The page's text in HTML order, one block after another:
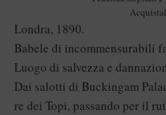
Londra, 1890.
Babele di incommensurabili
Luogo di salvezza e
Dai salotti di Buckingam
re dei Topi, passando per il